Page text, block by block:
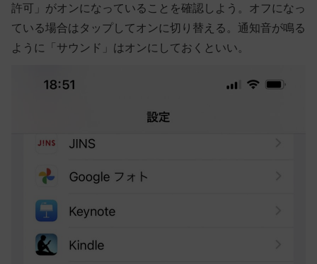
許可」がオンになっていることを確認しよう。オフになっ
ている場合はタップしてオンに切り替える。通知音が鳴る
ように「サウンド」はオンにしておくといい。